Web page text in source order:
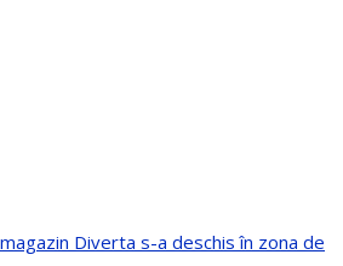
Diverta s-a deschis în zona de